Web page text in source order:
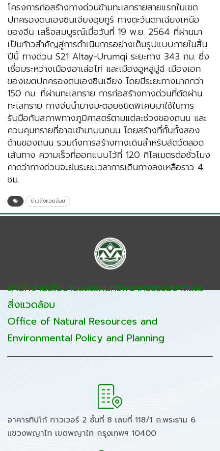
โครงการก่อสร้างทางด่วนข้ามทะเลทรายสายแรกในเขต
ปกครองตนเองซินเจียงอุยกูร์ ทางตะวันตกเฉียงเหนือ
ของจีน เสร็จสมบูรณ์เมื่อวันที่ 19 พ.ย. 2564 ที่ผ่านมา
เป็นก้าวสำคัญสู่การดำเนินการอย่างเต็มรูปแบบภายในสิ้น
ปีนี้ ทางด่วน S21 Altay-Urumqi ระยะทาง 343 กม. ซึ่ง
เชื่อมระหว่างเมืองอาเล่อไท่ และเมืองอูหลู่มู่ฉี เมืองเอก
ของเขตปกครองตนเองซินเจียง โดยมีระยะทางมากกว่า
150 กม. ที่ผ่านทะเลทราย การก่อสร้างทางด่วนที่ตัดผ่าน
ทะเลทราย ทางจีนนำยางมะตอยชนิดพิเศษมาใช้ในการ
รับมือกับสภาพทางภูมิศาสตร์ตามแต่ละช่วงของถนน และ
ควบคุมทรายที่อาจเข้ามาบนถนน โดยสร้างที่กั้นทั้งสอง
ด้านของถนน รวมถึงการสร้างทางเดินสำหรับสัตว์ตลอด
เส้นทาง ความเร็วที่ออกแบบไว้ที่ 120 กิโลเมตรต่อชั่วโมง
คาดว่าทางด่วนจะย่นระยะเวลาการเดินทางลงเหลือราว 4
ชม.
ข่าวสิ่งแวดล้อม
สำนักงานนโยบายและแผนทรัพยากรธรรมชาติและ
สิ่งแวดล้อม
Office of Natural Resources and
Environmental Policy and Planning
อาคารทิปโก้ ทาวเวอร์ 2 ชั้นที่ 8 เลขที่ 118/1 ถ.พระราม 6
แขวงพญาไท เขตพญาไท กรุงเทพฯ 10400